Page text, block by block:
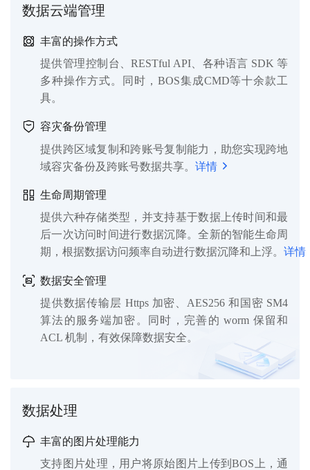
数据云端管理
丰富的操作方式
提供管理控制台、RESTful API、各种语言 SDK 等
多种操作方式。同时，BOS集成CMD等十余款工
具。
容灾备份管理
提供跨区域复制和跨账号复制能力，助您实现跨地
域容灾备份及跨账号数据共享。 详情
生命周期管理
提供六种存储类型，并支持基于数据上传时间和最
后一次访问时间进行数据沉降。全新的智能生命周
期，根据数据访问频率自动进行数据沉降和上浮。 详情
数据安全管理
提供数据传输层 Https 加密、AES256 和国密 SM4
算法的服务端加密。同时，完善的 worm 保留和
ACL 机制，有效保障数据安全。
数据处理
丰富的图片处理能力
支持图片处理，用户将原始图片上传到BOS上，通